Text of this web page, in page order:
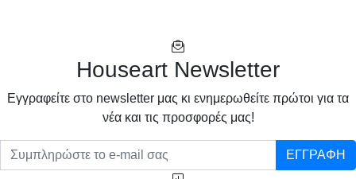
Houseart Newsletter
Eγγραφείτε στο newsletter μας κι ενημερωθείτε πρώτοι για τα
νέα και τις προσφορές μας!
ΕΓΓΡΑΦΗ